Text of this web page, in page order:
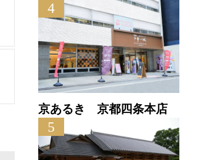
4
京あるき 京都四条本店
5